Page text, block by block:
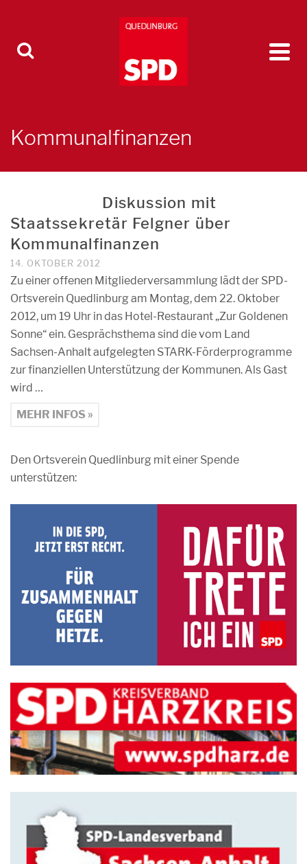
Kommunalfinanzen
Diskussion mit
Staatssekretär Felgner über
Kommunalfinanzen
14. OKTOBER 2012
Zu einer offenen Mitgliederversammlung lädt der SPD-
Ortsverein Quedlinburg am Montag, dem 22. Oktober
2012, um 19 Uhr in das Hotel-Restaurant „Zur Goldenen
Sonne“ ein. Gesprächsthema sind die vom Land
Sachsen-Anhalt aufgelegten STARK-Förderprogramme
zur finanziellen Unterstützung der Kommunen. Als Gast
wird …
MEHR INFOS »
Den Ortsverein Quedlinburg mit einer Spende
unterstützen: